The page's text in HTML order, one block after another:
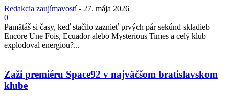
Redakcia zaujímavostí - 27. mája 2026
0
Pamätáš si časy, keď stačilo zaznieť prvých pár sekúnd skladieb
Encore Une Fois, Ecuador alebo Mysterious Times a celý klub
explodoval energiou?...
Zaži premiéru Space92 v najväčšom bratislavskom
klube